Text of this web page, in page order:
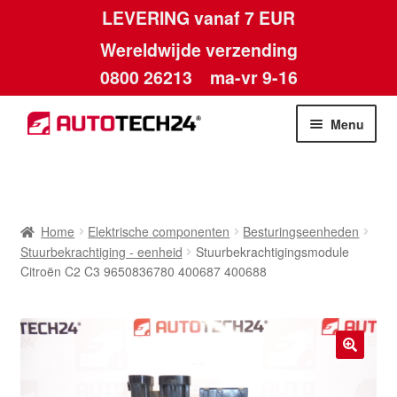
LEVERING vanaf 7 EUR
Wereldwijde verzending
0800 26213 ma-vr 9-16
Skip
to
Skip
to
Menu
Algemene voorwaarden
Betalingen
Home Elektrische componenten
Besturingseenheden
Stuurbekrachtiging - eenheid
Stuurbekrachtigingsmodule
Citroën C2 C3 9650836780 400687 400688